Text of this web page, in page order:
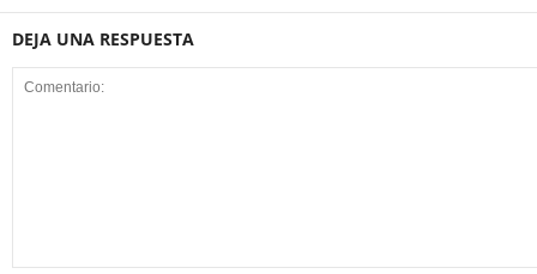
DEJA UNA RESPUESTA